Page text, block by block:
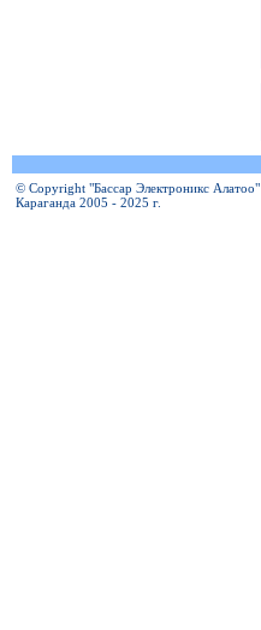
© Copyright "Бассар Электроникс Алатоо"
Караганда 2005 - 2025 г.